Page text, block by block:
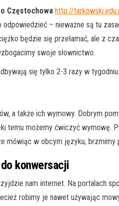
Częstochowa http://
– nieważne są tu
będzie się przełamać, ale z
swoje słownictwo.
się tylko 2-3 razy w
a także ich wymowy. Dobrym
temu możemy ćwiczyć wymowę.
mówiąc w obcym języku, brzmimy
konwersacji
nam internet. Na portalach
robimy je nawet używając